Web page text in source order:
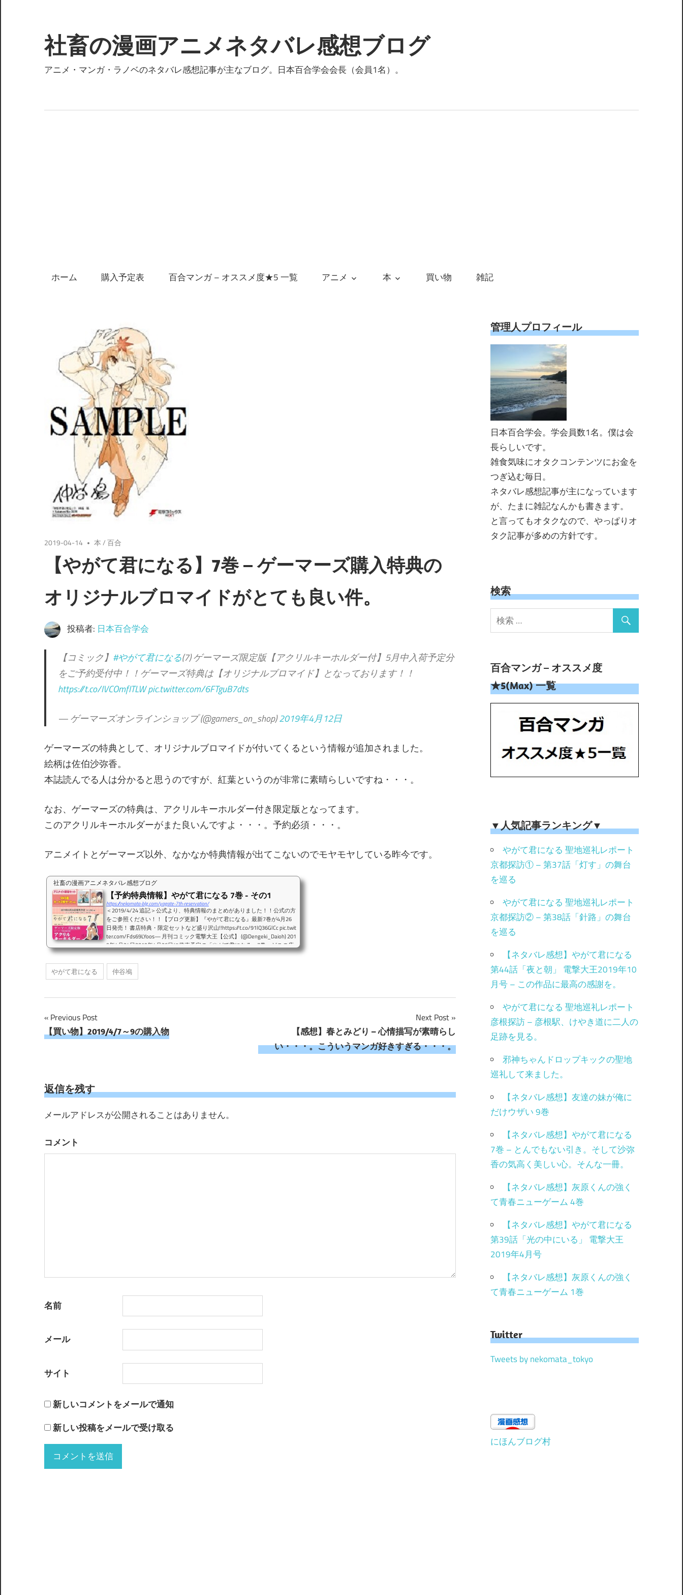
テ
ン
ツ
キ
社畜の漫画アニメネタバレ感想ブログ
アニメ・マンガ・ラノベのネタバレ感想記事が主なブログ。日本百合学会会長（会員1名）。
ホーム 購入予定表 百合マンガ – オススメ度★5 一覧 アニメ 本 買い物 雑記
2019-04-14 本/百合
【やがて君になる】7巻 – ゲーマーズ購入特典の
オリジナルブロマイドがとても良い件。
投稿者: 日本百合学会
【コミック】 #やがて君になる(7) ゲーマーズ限定版【アクリルキーホルダー付】5月中入荷予定分
をご予約受付中！！ゲーマーズ特典は【オリジナルブロマイド】となっております！！
https://t.co/IVCOmfITLW pic.twitter.com/6FTguB7dts
— ゲーマーズオンラインショップ (@gamers_on_shop)2019年4月12日
ゲーマーズの特典として、オリジナルブロマイドが付いてくるという情報が追加されました。
絵柄は佐伯沙弥香。
本誌読んでる人は分かると思うのですが、紅葉というのが非常に素晴らしいですね・・・。
なお、ゲーマーズの特典は、アクリルキーホルダー付き限定版となってます。
このアクリルキーホルダーがまた良いんですよ・・・。予約必須・・・。
アニメイトとゲーマーズ以外、なかなか特典情報が出てこないのでモヤモヤしている昨今です。
社畜の漫画アニメネタバレ感想ブログ
【予約特典情報】やがて君になる 7巻 - その1
https://nekomata-blg.com/yagate-7th-reservation/
＜2019/4/24 追記＞公式より、特典情報のまとめがありました！！公式の方
をご参照ください！！【ブログ更新】『やがて君になる』最新7巻が4月26
日発売！ 書店特典・限定セットなど盛り沢山!!https://t.co/91lQ36GlCc pic.twit
ter.com/Fds69LYoos— 月刊コミック電撃大王【公式】 (@Dengeki_Daioh) 201
9年4月24日2019年4月26日に発売予定の「やがて君になる」7巻。どこの店
舗で予約すれば、なんの特典が付くのか。自分自身が知りたい情報なので、
ブログとして纏めることにしました。予約特典と書いてますが、基本的に発
売日時点で在庫が...
やがて君になる 仲谷鳰
投
稿
ビ
シ
Previous Post
【買い物】2019/4/7～9の購入物
Next Post
【感想】春とみどり – 心情描写が素晴らし
い・・・。こういうマンガ好きすぎる・・・。
返信を残す
メールアドレスが公開されることはありません。
コメント
名前
メール
サイト
新しいコメントをメールで通知
新しい投稿をメールで受け取る
管理人プロフィール
日本百合学会。学会員数1名。僕は会
長らしいです。
雑食気味にオタクコンテンツにお金を
つぎ込む毎日。
ネタバレ感想記事が主になっています
が、たまに雑記なんかも書きます。
と言ってもオタクなので、やっぱりオ
タク記事が多めの方針です。
検索
百合マンガ – オススメ度
★5(Max) 一覧
▼人気記事ランキング▼
やがて君になる 聖地巡礼レポート
京都探訪① – 第37話「灯す」の舞台
を巡る
やがて君になる 聖地巡礼レポート
京都探訪② – 第38話「針路」の舞台
を巡る
【ネタバレ感想】やがて君になる
第44話「夜と朝」 電撃大王2019年10
月号 – この作品に最高の感謝を。
やがて君になる 聖地巡礼レポート
彦根探訪 – 彦根駅、けやき道に二人の
足跡を見る。
邪神ちゃんドロップキックの聖地
巡礼して来ました。
【ネタバレ感想】友達の妹が俺に
だけウザい 9巻
【ネタバレ感想】やがて君になる
7巻 – とんでもない引き。そして沙弥
香の気高く美しい心。そんな一冊。
【ネタバレ感想】灰原くんの強く
て青春ニューゲーム 4巻
【ネタバレ感想】やがて君になる
第39話「光の中にいる」 電撃大王
2019年4月号
【ネタバレ感想】灰原くんの強く
て青春ニューゲーム 1巻
Twitter
Tweets by nekomata_tokyo
にほんブログ村